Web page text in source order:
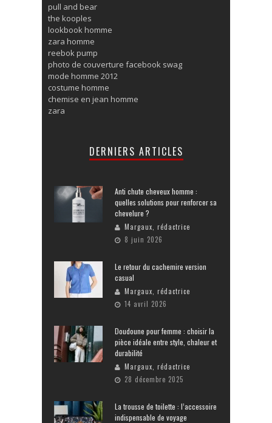
pull and bear
the kooples
lookbook homme
zara homme
reebok pump
photo de couverture facebook swag
mode homme 2012
costume homme
chemise en jean homme
zara
DERNIERS ARTICLES
Anti chute cheveux homme :
quelles solutions pour renforcer sa
chevelure ?
Margaux, rédactrice
8 juin 2026
Le retour du cachemire version
casual
Margaux, rédactrice
14 avril 2026
Doudoune pour femme : choisir la
pièce idéale entre style, chaleur et
durabilité
Margaux, rédactrice
28 décembre 2025
La trousse de toilette : l’accessoire
indispensable de voyage